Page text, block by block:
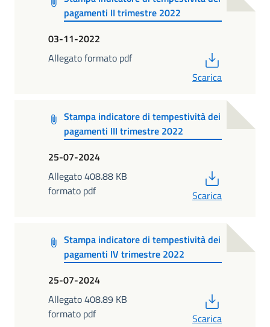
pagamenti II trimestre 2022
03-11-2022
Allegato formato pdf
Scarica
Stampa indicatore di tempestività dei
pagamenti III trimestre 2022
25-07-2024
Allegato 408.88 KB
formato pdf
Scarica
Stampa indicatore di tempestività dei
pagamenti IV trimestre 2022
25-07-2024
Allegato 408.89 KB
formato pdf
Scarica